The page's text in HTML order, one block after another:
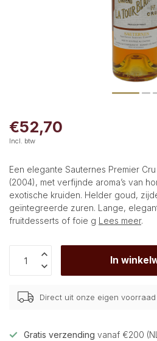
€52,70
Incl. btw
Een elegante Sauternes Premier
(2004), met verfijnde aroma’s van
exotische kruiden. Helder goud,
geïntegreerde zuren. Lange,
fruitdesserts of foie g Lees meer.
In
Direct uit onze eigen
Gratis verzending vanaf €200